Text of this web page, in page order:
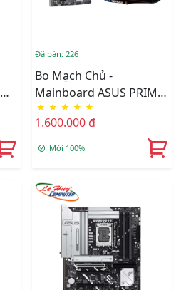
Đã bán: 226
Bo Mạch Chủ -
Mainboard ASUS PRIME
H510M-K R2.0
★ ★ ★ ★ ★
1.600.000 đ
Mới 100%